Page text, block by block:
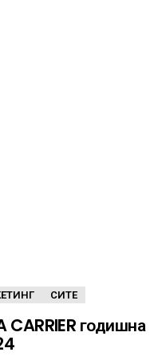
СИТЕ
CARRIER годишна